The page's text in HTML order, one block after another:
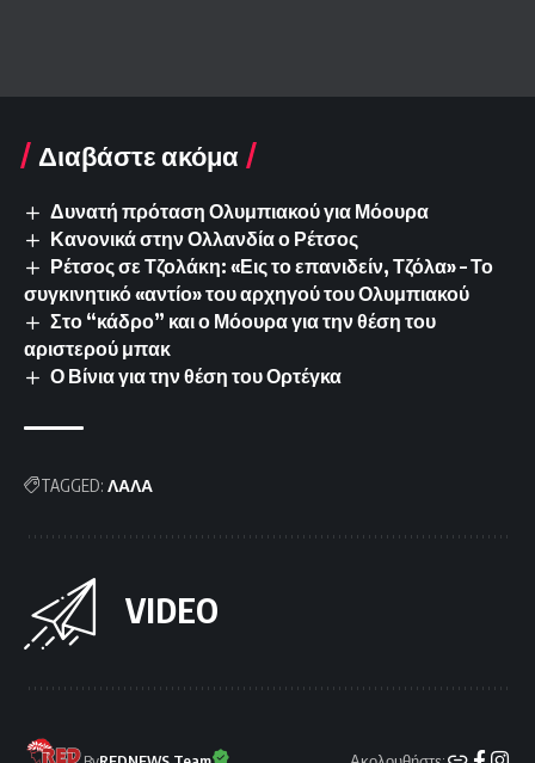
Διαβάστε ακόμα
Δυνατή πρόταση Ολυμπιακού για Μόουρα
Κανονικά στην Ολλανδία ο Ρέτσος
Ρέτσος σε Τζολάκη: «Εις το επανιδείν, Τζόλα» – Το
συγκινητικό «αντίο» του αρχηγού του Ολυμπιακού
Στο “κάδρο” και ο Μόουρα για την θέση του
αριστερού μπακ
Ο Βίνια για την θέση του Ορτέγκα
TAGGED: ΛΑΛΑ
VIDEO